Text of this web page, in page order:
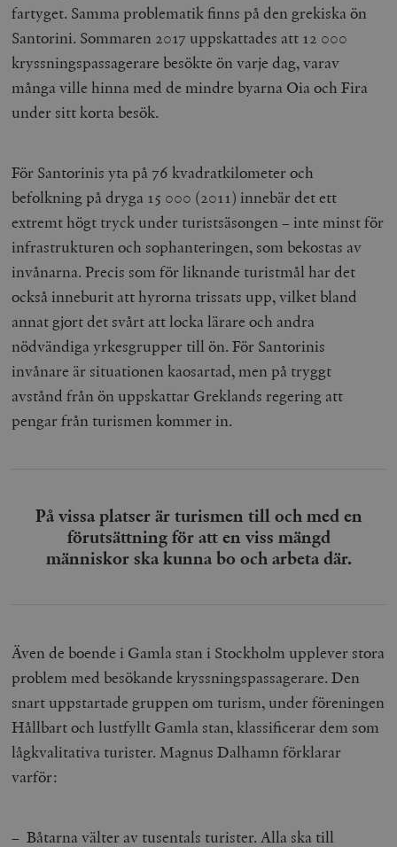
fartyget. Samma problematik finns på den grekiska ön
Santorini. Sommaren 2017 uppskattades att 12 000
kryssningspassagerare besökte ön varje dag, varav
många ville hinna med de mindre byarna Oia och Fira
under sitt korta besök.
För Santorinis yta på 76 kvadratkilometer och
befolkning på dryga 15 000 (2011) innebär det ett
extremt högt tryck under turistsäsongen – inte minst för
infrastrukturen och sophanteringen, som bekostas av
invånarna. Precis som för liknande turistmål har det
också inneburit att hyrorna trissats upp, vilket bland
annat gjort det svårt att locka lärare och andra
nödvändiga yrkesgrupper till ön. För Santorinis
invånare är situationen kaosartad, men på tryggt
avstånd från ön uppskattar Greklands regering att
pengar från turismen kommer in.
På vissa platser är turismen till och med en
förutsättning för att en viss mängd
människor ska kunna bo och arbeta där.
Även de boende i Gamla stan i Stockholm upplever stora
problem med besökande kryssningspassagerare. Den
snart uppstartade gruppen om turism, under föreningen
Hållbart och lustfyllt Gamla stan, klassificerar dem som
lågkvalitativa turister. Magnus Dalhamn förklarar
varför:
– Båtarna välter av tusentals turister. Alla ska till